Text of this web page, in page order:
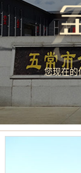
您现在